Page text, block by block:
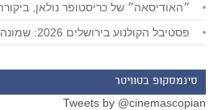
״האודיסאה״ של כריסטופר נולאן,
פסטיבל הקולנוע בירושלים 2026: שמונה או תשע המלצות
סינמסקופ בטוויטר
Tweets by @cinemascopian